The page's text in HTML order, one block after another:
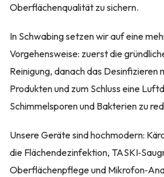
Oberflächenqualität zu sichern.
In Schwabing setzen wir auf eine
Vorgehensweise: zuerst die
Reinigung, danach das
Produkten und zum Schluss eine
Schimmelsporen und Bakterien zu
Unsere Geräte sind hochmodern:
die Flächendezinfektion,
Oberflächenpflege und